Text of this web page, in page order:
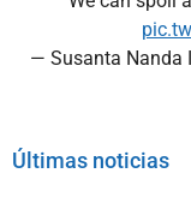
— Susanta Nanda
Últimas noticias